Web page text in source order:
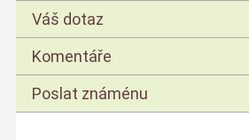
Váš dotaz
Komentáře
Poslat známénu